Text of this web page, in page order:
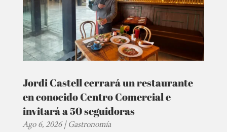
Jordi Castell cerrará un restaurante
en conocido Centro Comercial e
invitará a 50 seguidoras
Ago 6, 2026|Gastronomía